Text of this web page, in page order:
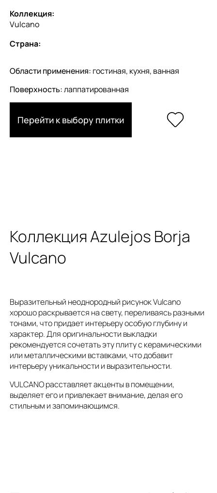
Коллекция:
Vulcano
Страна:
Области применения: гостиная, кухня, ванная
Поверхность:лаппатированная
Перейти к выбору плитки
Коллекция Azulejos Borja
Vulcano
Выразительный неоднородный рисунок Vulcano
хорошо раскрывается на свету, переливаясь разными
тонами, что придает интерьеру особую глубину и
характер. Для оригинальности выкладки
рекомендуется сочетать эту плиту с керамическими
или металлическими вставками, что добавит
интерьеру уникальности и выразительности.
VULCANO расставляет акценты в помещении,
выделяет его и привлекает внимание, делая его
стильным и запоминающимся.